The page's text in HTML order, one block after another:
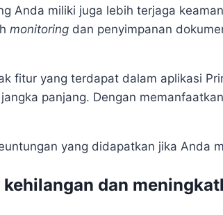
Anda miliki juga lebih terjaga
monitoring dan penyimpanan
fitur yang terdapat dalam aplikasi
panjang. Dengan
yang didapatkan jika Anda
dan